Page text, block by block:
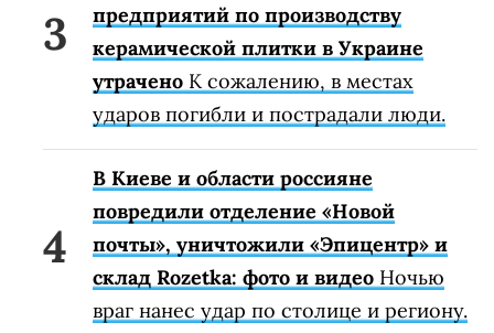
предприятий по производству
керамической плитки в Украине
утрачено К сожалению, в местах
ударов погибли и пострадали люди.
В Киеве и области россияне
повредили отделение «Новой
почты», уничтожили «Эпицентр» и
склад Rozetka: фото и видео Ночью
враг нанес удар по столице и региону.